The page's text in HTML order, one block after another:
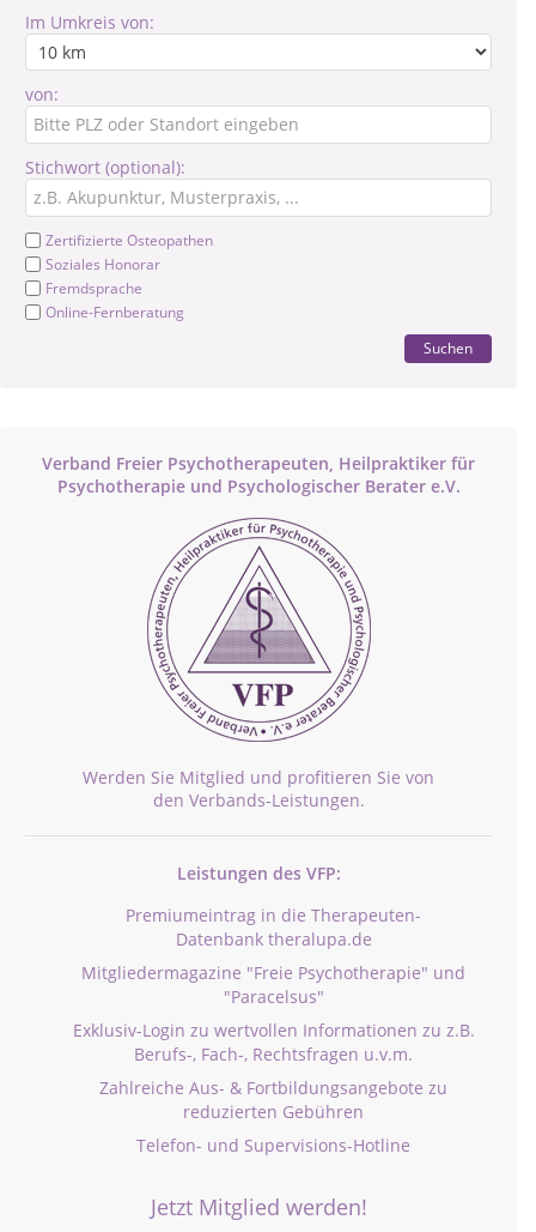
Im Umkreis von:
von:
Stichwort (optional):
Zertifizierte Osteopathen
Soziales Honorar
Fremdsprache
Online-Fernberatung
Suchen
Verband Freier Psychotherapeuten, Heilpraktiker für
Psychotherapie und Psychologischer Berater e.V.
Werden Sie Mitglied und profitieren Sie von
den Verbands-Leistungen.
Leistungen des VFP:
Premiumeintrag in die Therapeuten-
Datenbank theralupa.de
Mitgliedermagazine "Freie Psychotherapie" und
"Paracelsus"
Exklusiv-Login zu wertvollen Informationen zu z.B.
Berufs-, Fach-, Rechtsfragen u.v.m.
Zahlreiche Aus- & Fortbildungsangebote zu
reduzierten Gebühren
Telefon- und Supervisions-Hotline
Jetzt Mitglied werden!